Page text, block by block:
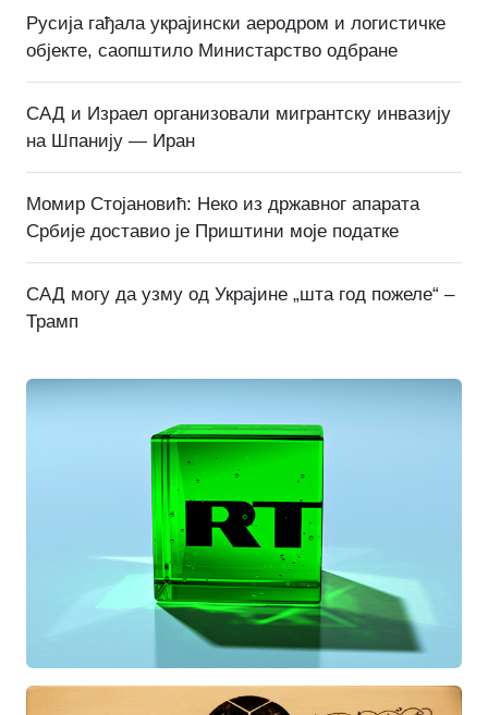
Русија гађала украјински аеродром и логистичке
објекте, саопштило Министарство одбране
САД и Израел организовали мигрантску инвазију
на Шпанију — Иран
Момир Стојановић: Неко из државног апарата
Србије доставио је Приштини моје податке
САД могу да узму од Украјине „шта год пожеле“ –
Трамп